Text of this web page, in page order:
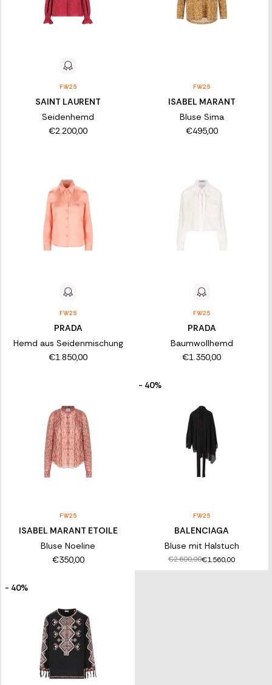
FW25
SAINT LAURENT
Seidenhemd
€2.200,00
FW25
ISABEL MARANT
Bluse Sima
€495,00
FW25
PRADA
Hemd aus Seidenmischung
€1.850,00
FW25
PRADA
Baumwollhemd
€1.350,00
FW25
ISABEL MARANT ETOILE
Bluse Noeline
€350,00
- 40%
FW25
BALENCIAGA
Bluse mit Halstuch
€2.600,00€1.560,00
- 40%